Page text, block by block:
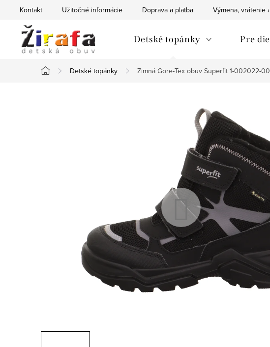
Kontakt Užitočné informácie Doprava a platba Výmena, vrátenie
Detské topánky Pre
Domov
Detské topánky Zimná Gore-Tex obuv Superfit 1-002022-